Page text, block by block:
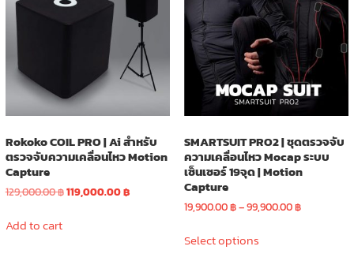
Rokoko COIL PRO | Ai สำหรับ
ตรวจจับความเคลื่อนไหว Motion
Capture
129,000.00฿Original
119,000.00฿Current
119,000.00 ฿.
Add to cart
SMARTSUIT PRO2 | ชุดตรวจจับ
ความเคลื่อนไหว Mocap ระบบ
เซ็นเซอร์ 19จุด | Motion
Capture
19,900.00฿–99,900.00฿Price
Select optionsproduct